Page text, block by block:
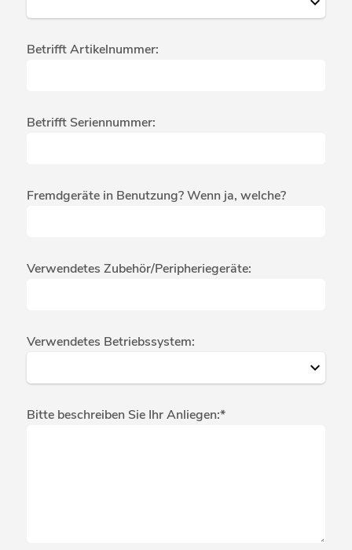
Betrifft Artikelnummer:
Betrifft Seriennummer:
Fremdgeräte in Benutzung? Wenn ja, welche?
Verwendetes Zubehör/Peripheriegeräte:
Verwendetes Betriebssystem:
Bitte beschreiben Sie Ihr Anliegen:*